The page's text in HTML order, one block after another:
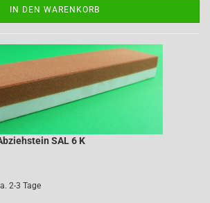
IN DEN WARENKORB
SAL 6 K
2-3 Tage